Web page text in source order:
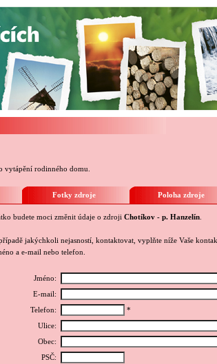
vytápění rodinného domu.
Fotky zdroje Poloha zdroje
budete moci změnit údaje o zdroji Chotíkov - p. Hanzelín
jakýchkoli nejasností, kontaktovat, vyplňte níže Vaše
a e-mail nebo telefon.
Jméno:
E-mail:
Telefon: *
Ulice:
Obec:
PSČ: